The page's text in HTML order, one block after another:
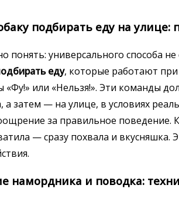
подбирать еду на
понять: универсального способа
еду, которые работают при
или «Нельзя!». Эти команды
а затем — на улице, в условиях
за правильное поведение.
— сразу похвала и
намордника и поводка: